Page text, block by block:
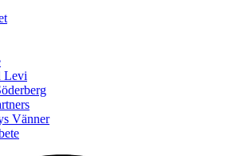
Levi
Vänner